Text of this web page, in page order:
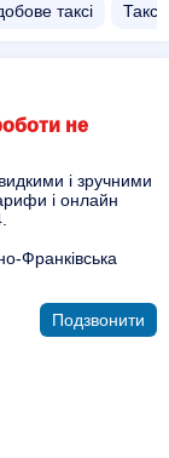
таксі
не
і зручними
і онлайн
Франківська
Подзвонити